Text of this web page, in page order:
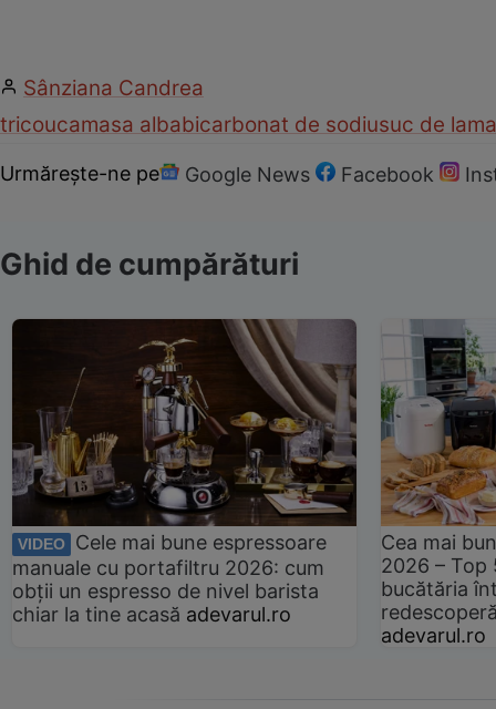
Sânziana Candrea
tricoucamasa albabicarbonat de sodiusuc de
Urmărește-ne pe Google News Facebook
Ghid de cumpărături
VIDEO
Cele mai bune espressoare
manuale cu portafiltru 2026: cum
obții un espresso de nivel barista
chiar la tine acasă adevarul.ro
Cea mai
2026 –
bucătăria
adevarul.ro